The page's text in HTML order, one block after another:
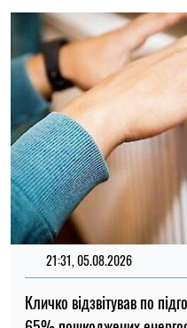
ОСТАННІ НОВИНИ
13:30
08.08.26
320 гривень
Україні
як її оформити
18:30
07.08.26
Ринок праці в
не можуть
все одно
18:00